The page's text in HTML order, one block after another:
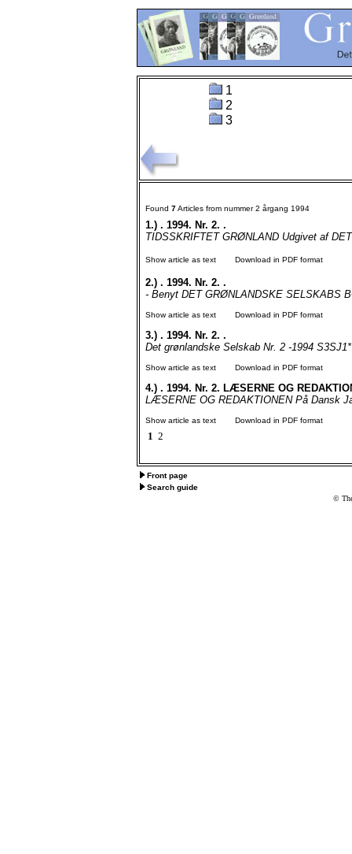
1
2
3
Found 7Articles from nummer 2 årgang 1994
1.) . 1994. Nr. 2. .
TIDSSKRIFTET GRØNLAND Udgivet af
Show article as text Download in PDF format
2.) . 1994. Nr. 2. .
- Benyt DET GRØNLANDSKE SELSKABS
Show article as text Download in PDF format
3.) . 1994. Nr. 2. .
Det grønlandske Selskab Nr. 2 -1994
Show article as text Download in PDF format
4.) . 1994. Nr. 2. LÆSERNE OG
LÆSERNE OG REDAKTIONEN På Dansk
Show article as text Download in PDF format
1 2
Front page
Search guide
©